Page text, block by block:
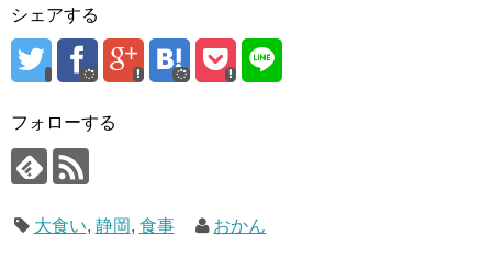
シェアする
フォローする
大食い, 静岡, 食事 おかん